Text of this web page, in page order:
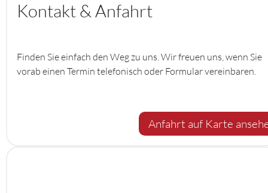
Kontakt & Anfahrt
Finden Sie einfach den Weg zu uns. Wir freuen uns, wenn Sie
vorab einen Termin telefonisch oder Formular vereinbaren.
Anfahrt auf Karte